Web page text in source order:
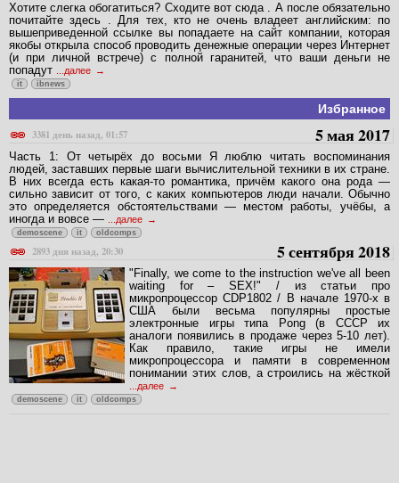
Хотите слегка обогатиться? Сходите вот сюда . А после обязательно
почитайте здесь . Для тех, кто не очень владеет английским: по
вышеприведенной ссылке вы попадаете на сайт компании, которая
якобы открыла способ проводить денежные операции через Интернет
(и при личной встрече) с полной гаранитей, что ваши деньги не
попадут
...далее
it ibnews
Избранное
3381 день назад, 01:57
5 мая 2017
Часть 1: От четырёх до восьми Я люблю читать воспоминания
людей, заставших первые шаги вычислительной техники в их стране.
В них всегда есть какая-то романтика, причём какого она рода —
сильно зависит от того, с каких компьютеров люди начали. Обычно
это определяется обстоятельствами — местом работы, учёбы, а
иногда и вовсе —
...далее
demoscene it oldcomps
2893 дня назад, 20:30 5 сентября 2018
"Finally, we come to the instruction we've all been
waiting for – SEX!" / из статьи про
микропроцессор CDP1802 / В начале 1970-х в
США были весьма популярны простые
электронные игры типа Pong (в СССР их
аналоги появились в продаже через 5-10 лет).
Как правило, такие игры не имели
микропроцессора и памяти в современном
понимании этих слов, а строились на жёсткой
...далее
demoscene it oldcomps